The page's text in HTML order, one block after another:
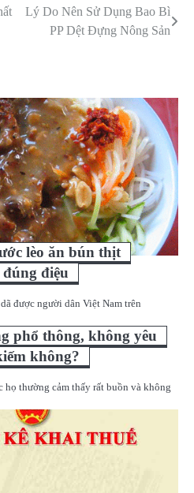
Lý Do Nên Sử Dụng Bao Bì
PP Dệt Đựng Nông Sản
lèo ăn bún thịt
điệu
được người dân Việt Nam trên
phổ thông, không yêu
không?
thường cảm thấy rất buồn và không